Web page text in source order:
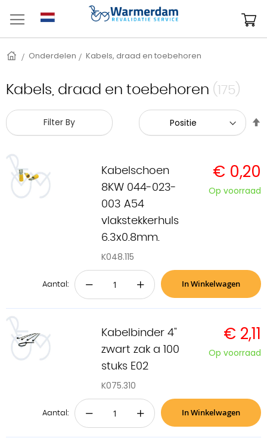
naar
inhoud
HomeOnderdelen Kabels, draad en toebehoren
Kabels, draad en toebehoren (175)
Filter By
Kabelschoen
8KW 044-023-
003 A54
vlakstekkerhuls
6.3x0.8mm.
K048.115
€ 0,20
Op voorraad
Aantal: − + In Winkelwagen
Kabelbinder 4"
zwart zak a 100
stuks E02
K075.310
€ 2,11
Op voorraad
Aantal: − + In Winkelwagen